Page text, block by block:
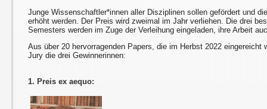
Junge Wissenschaftler*innen aller Disziplinen sollen gefördert und
erhöht werden. Der Preis wird zweimal im Jahr verliehen. Die drei
Semesters werden im Zuge der Verleihung eingeladen, ihre Arbeit
Aus über 20 hervorragenden Papers, die im Herbst 2022 eingereicht
Jury die drei Gewinnerinnen:
1. Preis ex aequo: